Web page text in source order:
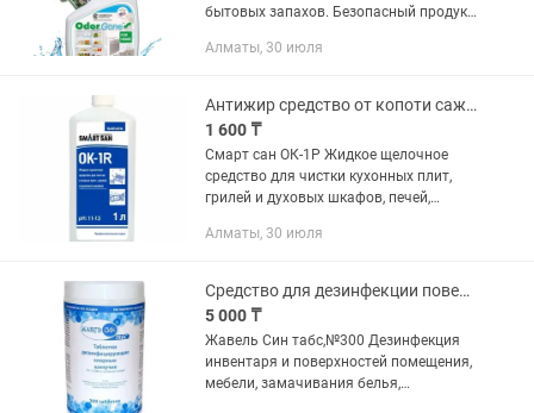
бытовых запахов. Безопасный продукт,
любой бытовой запах, а также удаляет
воздуха и...
Алматы, 30 июля
Антижир средство от копоти сажи жира нагара
1 600 ₸
Смарт сан ОК-1Р Жидкое щелочное
средство для чистки кухонных плит,
грилей и духовых шкафов, печей,
пароконвектоматов и другого
Алматы, 30 июля
Средство для дезинфекции поверхностей посуды ЖавельСинтабс N300
5 000 ₸
Жавель Син табс,№300 Дезинфекция
инвентаря и поверхностей помещения,
мебели, замачивания белья,